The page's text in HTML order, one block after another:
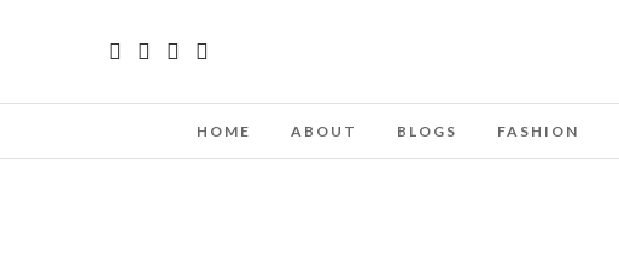
HOME ABOUT BLOGS FASHION